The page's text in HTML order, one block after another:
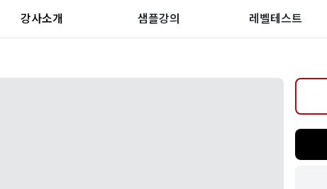
강사소개 샘플강의 레벨테스트